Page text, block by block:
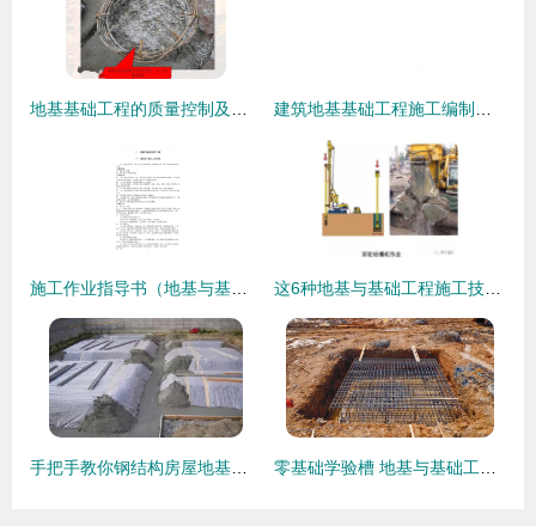
地基基础工程的质量控制及质量通病防治措施 建筑地基基础工程施工编制设计书——地基与基础工程的施工管理与应用
施工作业指导书（地基与基础分部工程） 这6种地基与基础工程施工技术，凭什么被中建一局推广应用
手把手教你钢结构房屋地基回填实操讲解 零基础学验槽 地基与基础工程施工的核心检查要点